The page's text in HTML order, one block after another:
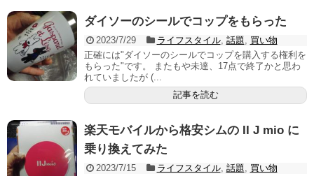
ダイソーのシールでコップをもらった
2023/7/29 ライフスタイル, 話題
買い物
正確には"ダイソーのシールでコップを購入する権利を
もらった"です。 またもや未達、17点で終了かと思わ
れていましたが (...
記事を読む
楽天モバイルから格安シムの II J mio に
乗り換えてみた
2023/7/15 ライフスタイル, 話題
買い物